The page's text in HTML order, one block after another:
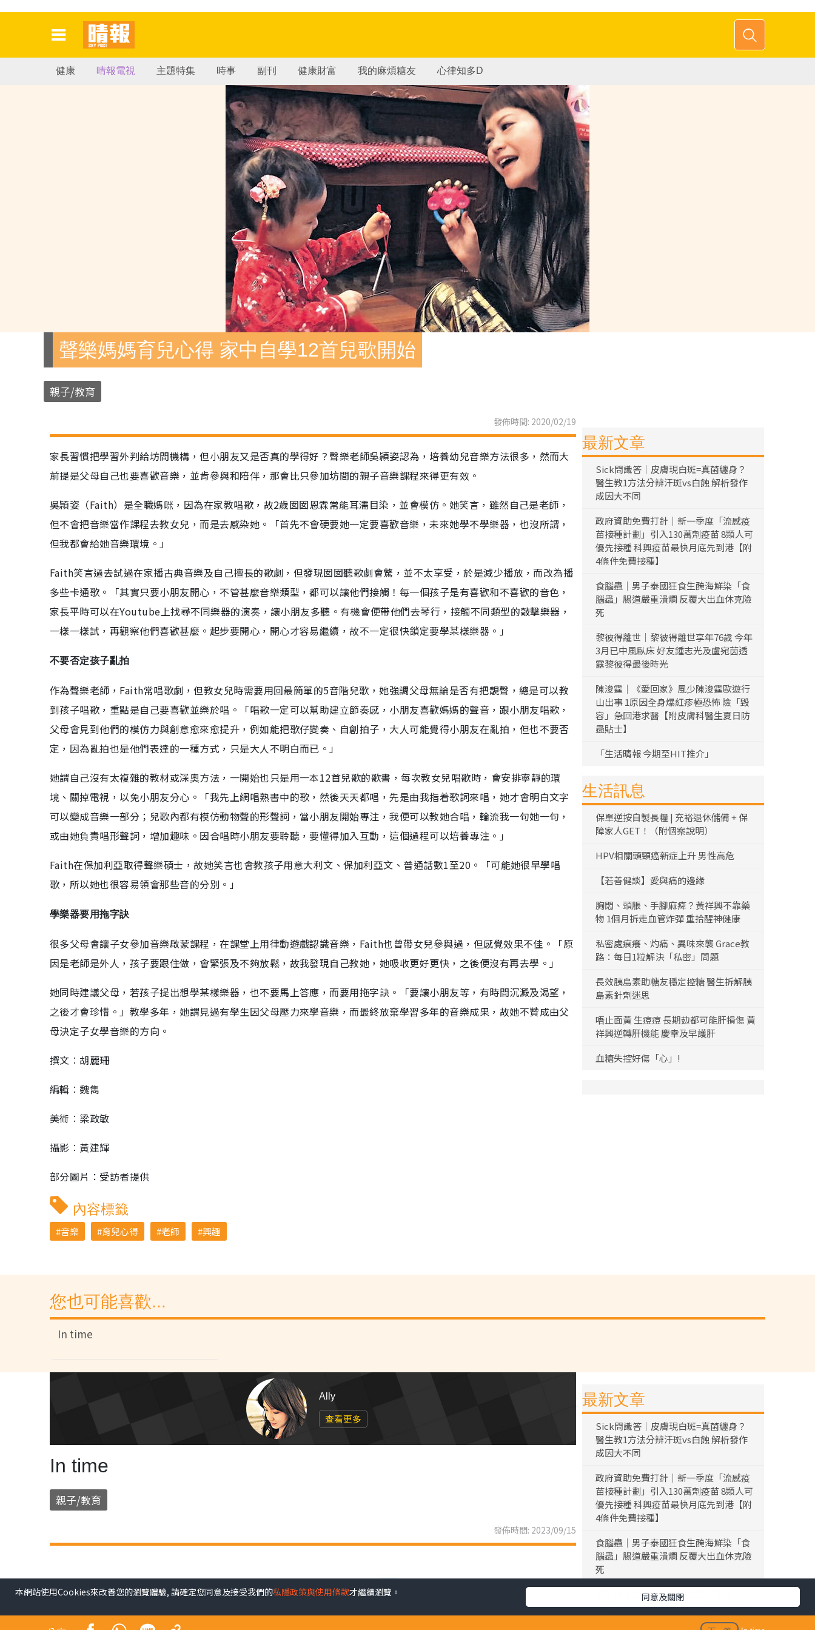
健康 晴報電視 主題特集 時事 副刊 健康財富 我的麻煩糖友 心律知多D
聲樂媽媽育兒心得 家中自學12首兒歌開始
親子/教育
發佈時間: 2020/02/19
家長習慣把學習外判給坊間機構，但小朋友又是否真的學得好？聲樂老師吳頴姿認為，培養幼兒音樂方法很多，然而大
前提是父母自己也要喜歡音樂，並肯參與和陪伴，那會比只參加坊間的親子音樂課程來得更有效。
吳頴姿（Faith）是全職媽咪，因為在家教唱歌，故2歲囡囡恩霖常能耳濡目染，並會模仿。她笑言，雖然自己是老師，
但不會把音樂當作課程去教女兒，而是去感染她。「首先不會硬要她一定要喜歡音樂，未來她學不學樂器，也沒所謂，
但我都會給她音樂環境。」
Faith笑言過去試過在家播古典音樂及自己擅長的歌劇，但發現囡囡聽歌劇會驚，並不太享受，於是減少播放，而改為播
多些卡通歌。「其實只要小朋友開心，不管甚麼音樂類型，都可以讓他們接觸！每一個孩子是有喜歡和不喜歡的音色，
家長平時可以在Youtube上找尋不同樂器的演奏，讓小朋友多聽。有機會便帶他們去琴行，接觸不同類型的敲擊樂器，
一樣一樣試，再觀察他們喜歡甚麼。起步要開心，開心才容易繼續，故不一定很快鎖定要學某樣樂器。」
不要否定孩子亂拍
作為聲樂老師，Faith常唱歌劇，但教女兒時需要用回最簡單的5音階兒歌，她強調父母無論是否有把靚聲，總是可以教
到孩子唱歌，重點是自己要喜歡並樂於唱。「唱歌一定可以幫助建立節奏感，小朋友喜歡媽媽的聲音，跟小朋友唱歌，
父母會見到他們的模仿力與創意愈來愈提升，例如能把歌仔變奏、自創拍子，大人可能覺得小朋友在亂拍，但也不要否
定，因為亂拍也是他們表達的一種方式，只是大人不明白而已。」
她謂自己沒有太複雜的教材或深奧方法，一開始也只是用一本12首兒歌的歌書，每次教女兒唱歌時，會安排寧靜的環
境、關掉電視，以免小朋友分心。「我先上網唱熟書中的歌，然後天天都唱，先是由我指着歌詞來唱，她才會明白文字
可以變成音樂一部分；兒歌內都有模仿動物聲的形聲詞，當小朋友開始專注，我便可以教她合唱，輪流我一句她一句，
或由她負責唱形聲詞，增加趣味。因合唱時小朋友要聆聽，要懂得加入互動，這個過程可以培養專注。」
Faith在保加利亞取得聲樂碩士，故她笑言也會教孩子用意大利文、保加利亞文、普通話數1至20。「可能她很早學唱
歌，所以她也很容易領會那些音的分別。」
學樂器要用拖字訣
很多父母會讓子女參加音樂啟蒙課程，在課堂上用律動遊戲認識音樂，Faith也曾帶女兒參與過，但感覺效果不佳。「原
因是老師是外人，孩子要跟住做，會緊張及不夠放鬆，故我發現自己教她，她吸收更好更快，之後便沒有再去學。」
她同時建議父母，若孩子提出想學某樣樂器，也不要馬上答應，而要用拖字訣。「要讓小朋友等，有時間沉澱及渴望，
之後才會珍惜。」教學多年，她謂見過有學生因父母壓力來學音樂，而最終放棄學習多年的音樂成果，故她不贊成由父
母決定子女學音樂的方向。
撰文︰胡麗珊
編輯︰魏雋
美術︰梁政敏
攝影︰黃建輝
部分圖片：受訪者提供
內容標籤
音樂 育兒心得 老師 興趣
最新文章
Sick問識答｜皮膚現白斑=真菌纏身？
醫生教1方法分辨汗斑vs白蝕 解析發作
成因大不同
政府資助免費打針｜新一季度「流感疫
苗接種計劃」引入130萬劑疫苗 8類人可
優先接種 科興疫苗最快月底先到港【附
4條件免費接種】
食腦蟲｜男子泰國狂食生醃海鮮染「食
腦蟲」腸道嚴重潰爛 反覆大出血休克險
死
黎彼得離世｜黎彼得離世享年76歲 今年
3月已中風臥床 好友鍾志光及盧宛茵透
露黎彼得最後時光
陳浚霆｜《愛回家》風少陳浚霆歐遊行
山出事 1原因全身爆紅疹極恐怖 險「毀
容」急回港求醫【附皮膚科醫生夏日防
蟲貼士】
「生活晴報 今期至HIT推介」
生活訊息
保單逆按自製長糧 | 充裕退休儲備 + 保
障家人GET！（附個案說明）
HPV相關頭頸癌新症上升 男性高危
【若善健談】愛與痛的邊緣
胸悶、頭脹、手腳麻痺？黃祥興不靠藥
物 1個月拆走血管炸彈 重拾醒神健康
私密處痕癢、灼痛、異味來襲 Grace教
路：每日1粒解決「私密」問題
長效胰島素助糖友穩定控糖 醫生拆解胰
島素針劑迷思
唔止面黃 生痘痘 長期攰都可能肝損傷 黃
祥興逆轉肝機能 慶幸及早護肝
血糖失控好傷「心」!
您也可能喜歡...
In time
Ally
查看更多
In time
親子/教育
發佈時間: 2023/09/15
最新文章
Sick問識答｜皮膚現白斑=真菌纏身？
醫生教1方法分辨汗斑vs白蝕 解析發作
成因大不同
政府資助免費打針｜新一季度「流感疫
苗接種計劃」引入130萬劑疫苗 8類人可
優先接種 科興疫苗最快月底先到港【附
4條件免費接種】
食腦蟲｜男子泰國狂食生醃海鮮染「食
腦蟲」腸道嚴重潰爛 反覆大出血休克險
死
黎彼得離世｜黎彼得離世享年76歲 今年
3月已中風臥床 好友鍾志光及盧宛茵透
本網站使用Cookies來改善您的瀏覽體驗, 請確定您同意及接受我們的私隱政策與使用條款才繼續瀏覽。 同意及關閉